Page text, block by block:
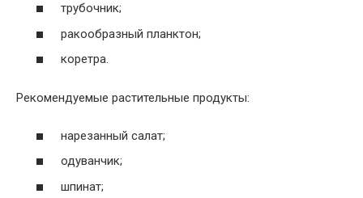
трубочник;
ракообразный планктон;
коретра.
Рекомендуемые растительные продукты:
нарезанный салат;
одуванчик;
шпинат;